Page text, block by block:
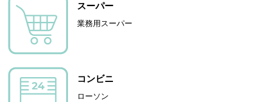
スーパー
業務用スーパー
コンビニ
ローソン